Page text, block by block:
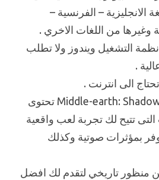
الانجليزية – الفرنسية –
وغيرها من اللغات الاخري .
التشغيل ويندوز ولا تطلب
.
الى انترنت .
لعبة Middle-earth: Shadow of Mordor تحتوى
تتيح لك تجربة لعب واقعية
بمؤثرات صوتية وكذلك
منظور تاريخي لتقدم لك افضل